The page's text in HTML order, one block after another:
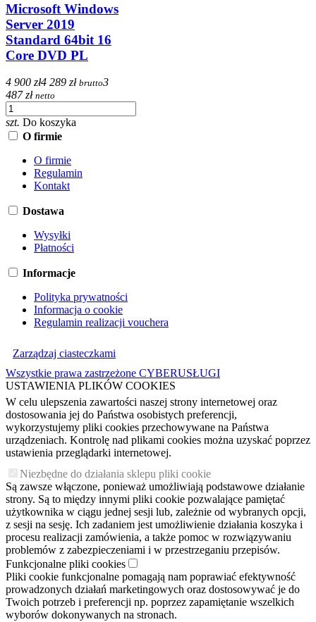
Microsoft Windows
Server 2019
Standard 64bit 16
Core DVD PL
4 900 zł4 289 zł brutto3
487 zł netto
szt. Do koszyka
O firmie
O firmie
Regulamin
Kontakt
Dostawa
Wysyłki
Płatności
Informacje
Polityka prywatności
Informacja o cookie
Regulamin realizacji vouchera
Zarządzaj ciasteczkami
Wszystkie prawa zastrzeżone CYBERUSŁUGI
USTAWIENIA PLIKÓW COOKIES
W celu ulepszenia zawartości naszej strony internetowej oraz
dostosowania jej do Państwa osobistych preferencji,
wykorzystujemy pliki cookies przechowywane na Państwa
urządzeniach. Kontrolę nad plikami cookies można uzyskać poprzez
ustawienia przeglądarki internetowej.
Niezbędne do działania sklepu pliki cookie
Są zawsze włączone, ponieważ umożliwiają podstawowe działanie
strony. Są to między innymi pliki cookie pozwalające pamiętać
użytkownika w ciągu jednej sesji lub, zależnie od wybranych opcji,
z sesji na sesję. Ich zadaniem jest umożliwienie działania koszyka i
procesu realizacji zamówienia, a także pomoc w rozwiązywaniu
problemów z zabezpieczeniami i w przestrzeganiu przepisów.
Funkcjonalne pliki cookies
Pliki cookie funkcjonalne pomagają nam poprawiać efektywność
prowadzonych działań marketingowych oraz dostosowywać je do
Twoich potrzeb i preferencji np. poprzez zapamiętanie wszelkich
wyborów dokonywanych na stronach.